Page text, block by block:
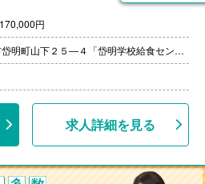
円
熊本県玉名市岱明町山下２５―４「岱明学校給食センター店」
求人詳細を見る